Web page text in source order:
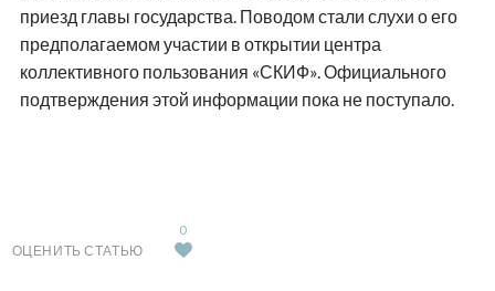
приезд главы государства. Поводом стали слухи о его
предполагаемом участии в открытии центра
коллективного пользования «СКИФ». Официального
подтверждения этой информации пока не поступало.
ОЦЕНИТЬ СТАТЬЮ
0